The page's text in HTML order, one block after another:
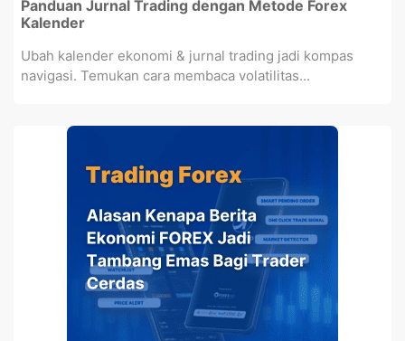
Panduan Jurnal Trading dengan Metode Forex
Kalender
Ubah kalender ekonomi & jurnal trading jadi kompas
navigasi. Temukan cara membaca volatilitas...